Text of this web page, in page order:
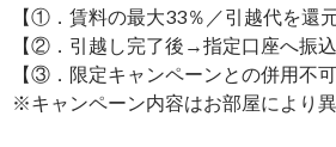
【①．賃料の最大33％／引越代を還元
【②．引越し完了後→指定口座へ振込
【③．限定キャンペーンとの併用不可
※キャンペーン内容はお部屋により異